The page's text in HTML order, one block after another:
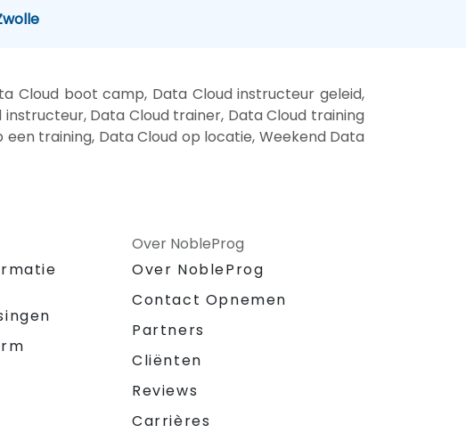
Cloud boot camp, Data Cloud instructeur geleid,
Data Cloud trainer, Data Cloud training
training, Data Cloud op locatie, Weekend Data
Over NobleProg
Over NobleProg
Contact Opnemen
Partners
Cliënten
Reviews
Carrières